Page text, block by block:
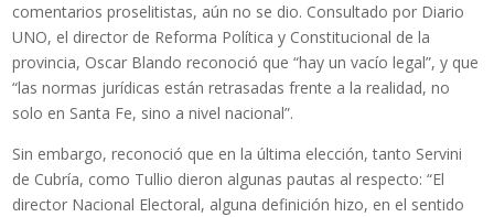
comentarios proselitistas, aún no se dio. Consultado por Diario
UNO, el director de Reforma Política y Constitucional de la
provincia, Oscar Blando reconoció que “hay un vacío legal”, y que
“las normas jurídicas están retrasadas frente a la realidad, no
solo en Santa Fe, sino a nivel nacional”.
Sin embargo, reconoció que en la última elección, tanto Servini
de Cubría, como Tullio dieron algunas pautas al respecto: “El
director Nacional Electoral, alguna definición hizo, en el sentido